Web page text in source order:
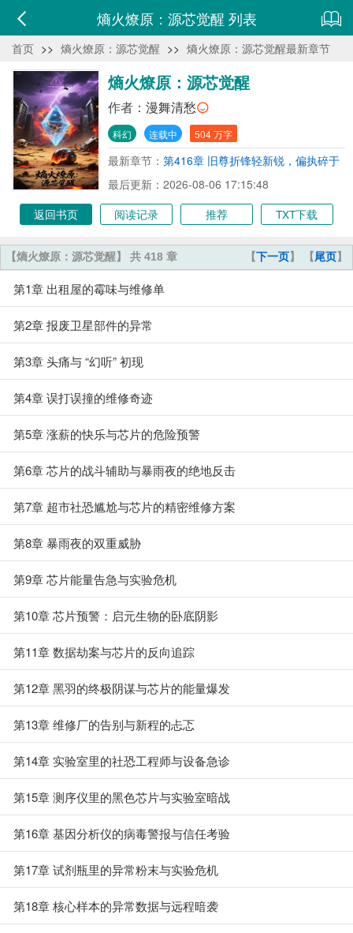
熵火燎原：源芯觉醒 列表
首页 >> 熵火燎原：源芯觉醒 >> 熵火燎原：源芯觉醒最新章节
熵火燎原：源芯觉醒
作者： 漫舞清愁
科幻 连载中 504 万字
最新章节： 第416章 旧尊折锋轻新锐，偏执碎于
实干功
最后更新：2026-08-06 17:15:48
返回书页
阅读记录 推荐 TXT下载
【下一页】 【尾页】
【熵火燎原：源芯觉醒】 共 418 章
第1章 出租屋的霉味与维修单
第2章 报废卫星部件的异常
第3章 头痛与 “幻听” 初现
第4章 误打误撞的维修奇迹
第5章 涨薪的快乐与芯片的危险预警
第6章 芯片的战斗辅助与暴雨夜的绝地反击
第7章 超市社恐尴尬与芯片的精密维修方案
第8章 暴雨夜的双重威胁
第9章 芯片能量告急与实验危机
第10章 芯片预警：启元生物的卧底阴影
第11章 数据劫案与芯片的反向追踪
第12章 黑羽的终极阴谋与芯片的能量爆发
第13章 维修厂的告别与新程的忐忑
第14章 实验室里的社恐工程师与设备急诊
第15章 测序仪里的黑色芯片与实验室暗战
第16章 基因分析仪的病毒警报与信任考验
第17章 试剂瓶里的异常粉末与实验危机
第18章 核心样本的异常数据与远程暗袭